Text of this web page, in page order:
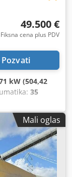
49.500 €
Fiksna cena plus PDV
Pozvati
kW (504,42
35
Radnih sati:
Kamera za
30-40%
Veličina
Motor snage
težina: 35 t.
Mali oglas